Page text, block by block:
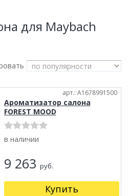
для Maybach
арт.: A1678991500
Ароматизатор салона
FOREST MOOD
в наличии
9 263 руб.
Купить